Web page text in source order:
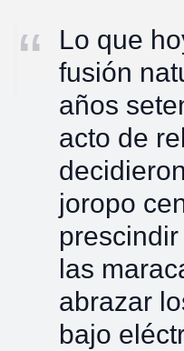
Lo que
fusión
años
acto de
joropo
las
abrazar
bajo